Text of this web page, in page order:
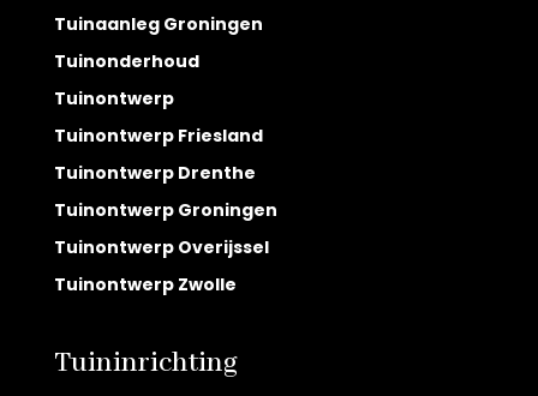
Tuinaanleg Groningen
Tuinonderhoud
Tuinontwerp
Tuinontwerp Friesland
Tuinontwerp Drenthe
Tuinontwerp Groningen
Tuinontwerp Overijssel
Tuinontwerp Zwolle
Tuininrichting